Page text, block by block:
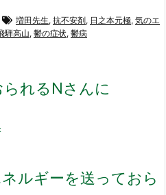
増田先生, 抗不安剤, 日之本元極, 気のエ
騨高山, 鬱の症状, 鬱病
れるNさんに
ネルギーを送っておら